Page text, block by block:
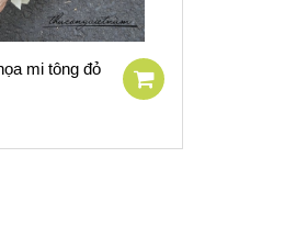
mi tông đỏ